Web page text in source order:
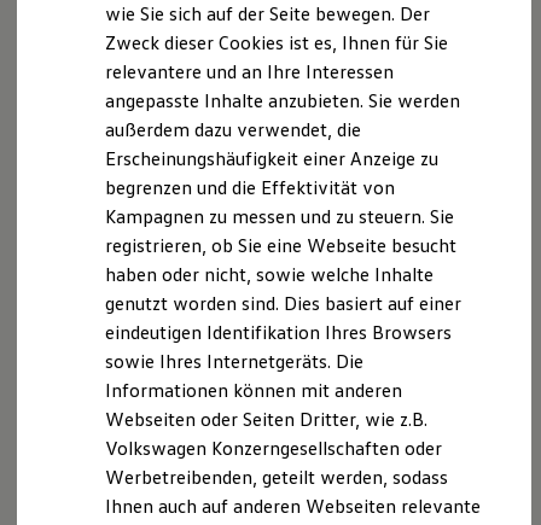
Digitales Bordbuch
Fahrerassistenz- und Sicherheitssysteme
Kontrollleuchten
Batterieverordnung
XTL-Dieselkraftstoff
Ersatzteile und Betriebsflüssigkeiten
Original Zubehör und Lifestyle Produkte
myVolkswagen
myVolkswagen Business
Elektrisch & Autonom
Elektro - & Hybridfahrzeuge
Unser Ansatz
Klimafreundlicher Strom
Reichweite & Ladelösungen
Reichweitensimulator
Ladezeitensimulator
Ladelösungen für Privatkunden
Ladelösungen für Gewerbekunden
Bidirektionales Laden
Förderung & Kosten der Elektrofahrzeuge
Fördermöglichkeiten für Privatkunden
wie Sie sich auf der Seite bewegen. Der
Zweck dieser Cookies ist es, Ihnen für Sie
relevantere und an Ihre Interessen
angepasste Inhalte anzubieten. Sie werden
außerdem dazu verwendet, die
Erscheinungshäufigkeit einer Anzeige zu
begrenzen und die Effektivität von
Kampagnen zu messen und zu steuern. Sie
registrieren, ob Sie eine Webseite besucht
haben oder nicht, sowie welche Inhalte
genutzt worden sind. Dies basiert auf einer
eindeutigen Identifikation Ihres Browsers
sowie Ihres Internetgeräts. Die
Informationen können mit anderen
Webseiten oder Seiten Dritter, wie z.B.
Volkswagen Konzerngesellschaften oder
Werbetreibenden, geteilt werden, sodass
Ihnen auch auf anderen Webseiten relevante